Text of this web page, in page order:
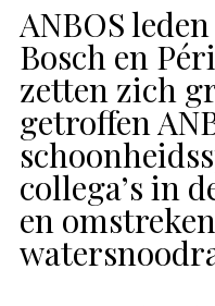
ANBOS
Bosch en
zetten zich
getroffen
collega’s in
en